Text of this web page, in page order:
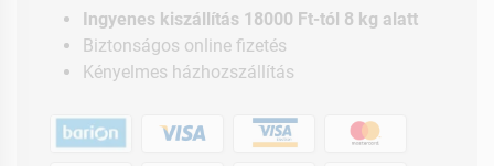
Ingyenes kiszállítás 18000 Ft-tól 8 kg alatt
Biztonságos online fizetés
Kényelmes házhozszállítás